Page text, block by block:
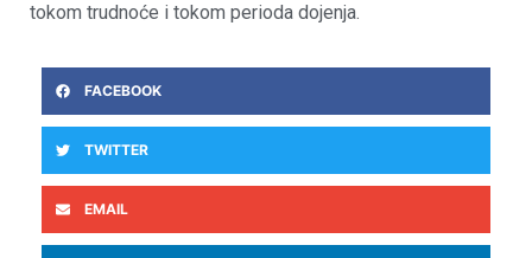
tokom trudnoće i tokom perioda dojenja.
FACEBOOK
TWITTER
EMAIL